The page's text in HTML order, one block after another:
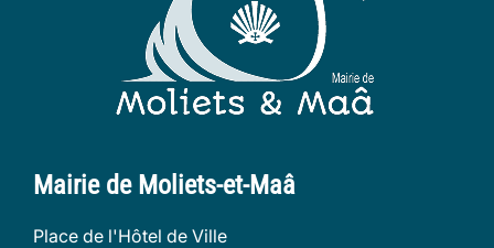
Mairie de Moliets-et-Maâ
Place de l'Hôtel de Ville